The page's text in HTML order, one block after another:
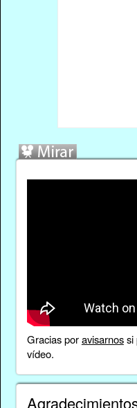
Gracias poravisarnossi
vídeo.